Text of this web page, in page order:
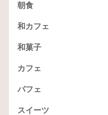
朝食
和カフェ
和菓子
カフェ
パフェ
スイーツ